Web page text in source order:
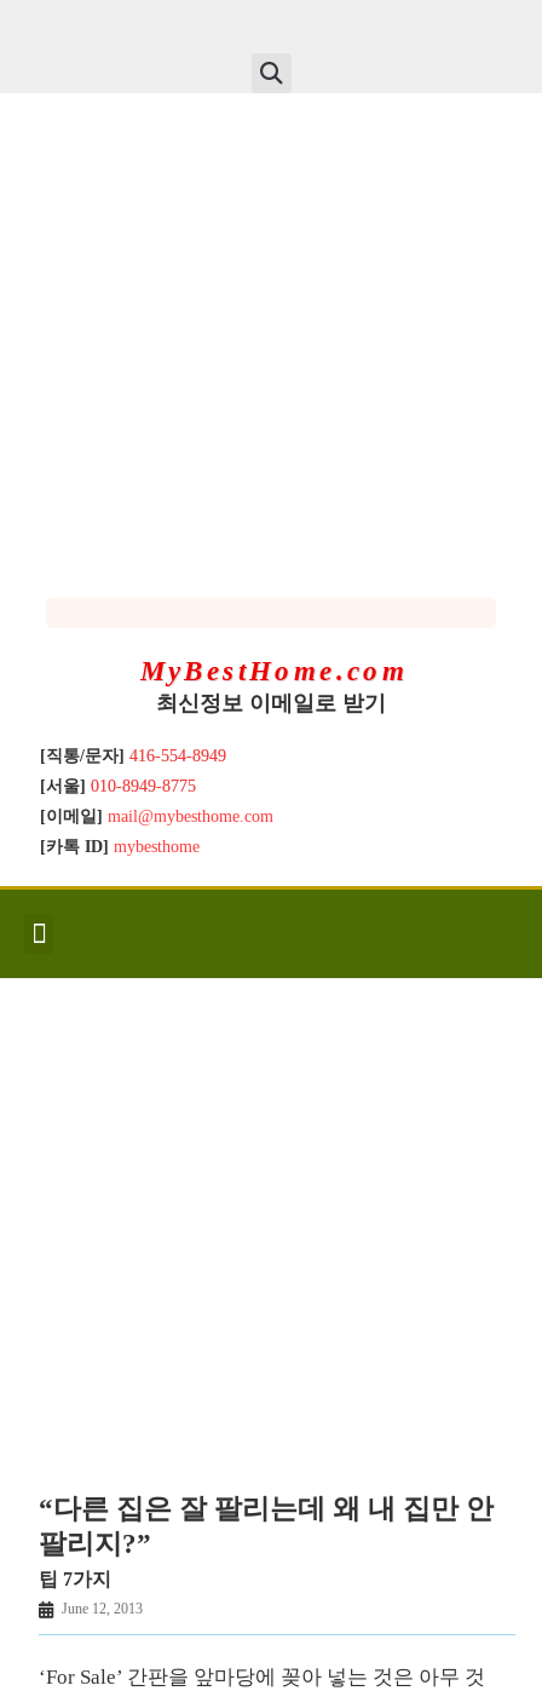
MyBestHome.com
최신정보 이메일로 받기
[직통/문자] 416-554-8949
[서울] 010-8949-8775
[이메일] mail@mybesthome.com
[카톡 ID] mybesthome
“다른 집은 잘 팔리는데 왜 내 집만 안
팔리지?”
팁 7가지
June 12, 2013
‘For Sale’ 간판을 앞마당에 꽂아 넣는 것은 아무 것